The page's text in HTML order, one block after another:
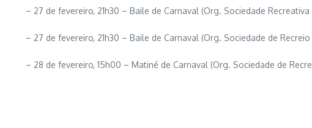
– 27 de fevereiro, 21h30 – Baile de Carnaval (Org. Sociedade
– 27 de fevereiro, 21h30 – Baile de Carnaval (Org. Sociedade de
– 28 de fevereiro, 15h00 – Matiné de Carnaval (Org. Sociedade de